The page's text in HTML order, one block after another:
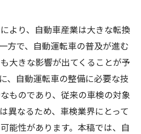
より、自動車産業は大きな転換
方で、自動運転車の普及が進む
大きな影響が出てくることが予
、自動運転車の整備に必要な技
ものであり、従来の車検の対象
異なるため、車検業界にとって
能性があります。本稿では、自